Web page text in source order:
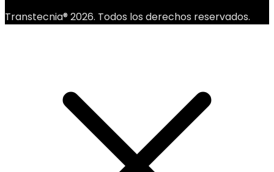
Transtecnia® 2026. Todos los derechos reservados.